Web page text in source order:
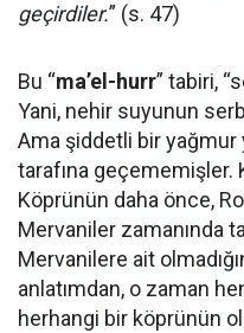
geçirdiler.” (s. 47)
Bu “ma’el-hurr” tabiri,
Yani, nehir suyunun
Ama şiddetli bir yağmur
tarafına geçememişler.
Köprünün daha önce,
Mervaniler zamanında
Mervanilere ait
anlatımdan, o zaman
herhangi bir köprünün